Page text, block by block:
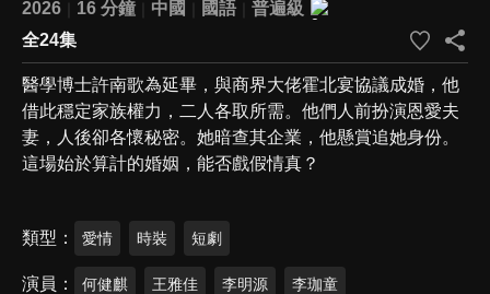
2026
16 分鐘 中國 國語
普遍級
全24集
醫學博士許南歌為延畢，與商界大佬霍北宴協議成婚，他
借此穩定家族權力，二人各取所需。他們人前扮演恩愛夫
妻，人後卻各懷秘密。她暗查其企業，他懸賞追她身份。
這場始於算計的婚姻，能否戲假情真？
類型 愛情 時裝 短劇
演員 何健麒 王雅佳 李明源 李珈童